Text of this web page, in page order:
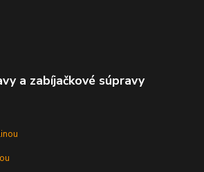
a zabíjačkové súpravy